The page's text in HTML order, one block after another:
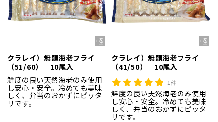
クラレイ）無頭海老フライ
（51/60） 10尾入
鮮度の良い天然海老のみ使用
し安心・安全。冷めても美味
しく、弁当のおかずにピッタ
リです。
クラレイ）無頭海老フライ
（41/50） 10尾入
1件
鮮度の良い天然海老のみ使用
し安心・安全。冷めても美味
しく、弁当のおかずにピッタ
リです。